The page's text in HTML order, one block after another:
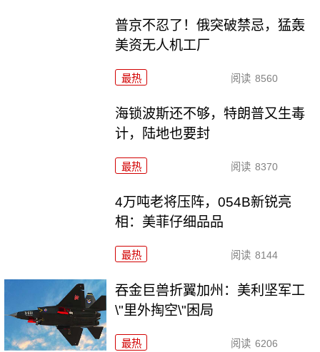
普京不忍了！俄突破禁忌，猛轰
美资无人机工厂
最热 阅读 8560
海锁波斯还不够，特朗普又生毒
计，陆地也要封
最热 阅读 8370
4万吨老将压阵，054B新锐亮
相：美菲仔细品品
最热 阅读 8144
吞金巨兽折翼加州：美利坚军工
\"里外掏空\"困局
最热 阅读 6206